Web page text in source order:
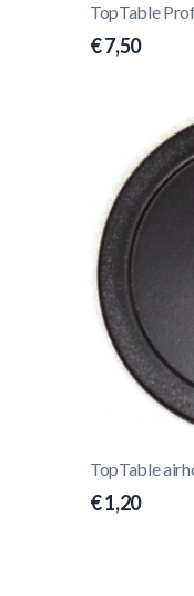
TopTable
€ 7,50
TopTable
€ 1,20